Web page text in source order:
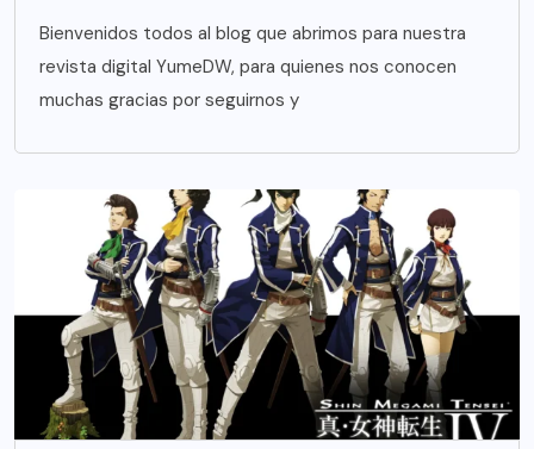
Bienvenidos todos al blog que abrimos para nuestra
revista digital YumeDW, para quienes nos conocen
muchas gracias por seguirnos y